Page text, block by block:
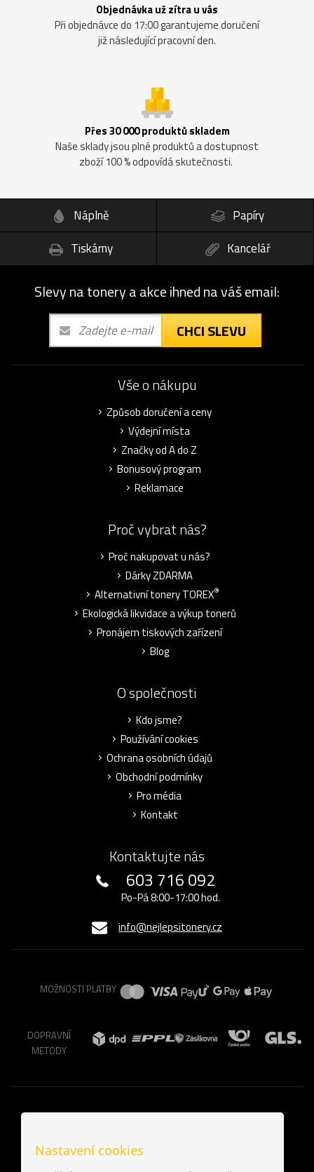
Objednávka už zítra u vás
Při objednávce do 17:00 garantujeme doručení
již následující pracovní den.
Přes 30 000 produktů skladem
Naše sklady jsou plné produktů a dostupnost
zboží 100 % odpovídá skutečnosti.
Náplně
Papíry
Tiskárny
Kancelář
Slevy na tonery a akce ihned na váš email:
CHCI SLEVU
Vše o nákupu
Způsob doručení a ceny
Výdejní místa
Značky od A do Z
Bonusový program
Reklamace
Proč vybrat nás?
Proč nakupovat u nás?
Dárky ZDARMA
Alternativní tonery TOREX®
Ekologická likvidace a výkup tonerů
Pronájem tiskových zařízení
Blog
O společnosti
Kdo jsme?
Používání cookies
Ochrana osobních údajů
Obchodní podmínky
Pro média
Kontakt
Kontaktujte nás
603 716 092
Po-Pá 8:00-17:00 hod.
info@nejlepsitonery.cz
MOŽNOSTI PLATBY
DOPRAVNÍ
METODY
Nastavení cookies